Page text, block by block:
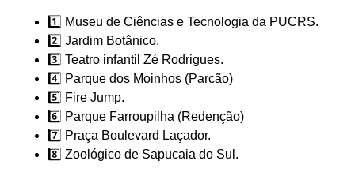
1️⃣ Museu de Ciências e Tecnologia da PUCRS.
2️⃣ Jardim Botânico.
3️⃣ Teatro infantil Zé Rodrigues.
4️⃣ Parque dos Moinhos (Parcão)
5️⃣ Fire Jump.
6️⃣ Parque Farroupilha (Redenção)
7️⃣ Praça Boulevard Laçador.
8️⃣ Zoológico de Sapucaia do Sul.